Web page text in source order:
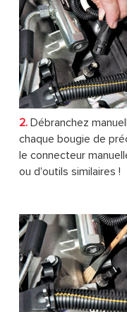
2.Débranchez
chaque bougie de
le connecteur
ou d'outils similaires !